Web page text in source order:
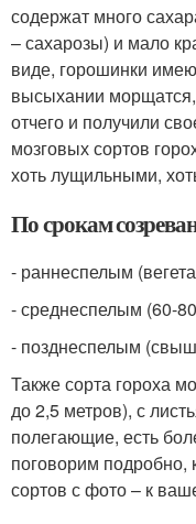
содержат много
– сахарозы) и мало
виде, горошинки
высыхании
отчего и получили
мозговых сортов
хоть лущильными,
По срокам
- раннеспелым
- среднеспелым (60-
- позднеспелым
Также сорта гороха
до 2,5 метров), с
полегающие, есть
поговорим подробно,
сортов с фото – к